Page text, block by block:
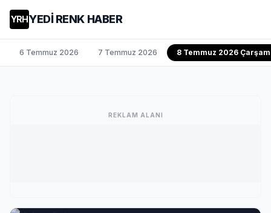
YRHYEDİ RENK HABER
6 Temmuz 2026 7 Temmuz 2026 8 Temmuz 2026
REKLAM ALANI